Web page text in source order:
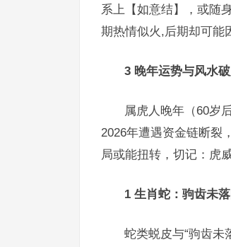
系上【如意结】，或随
期热情似火,后期却可能
3 晚年运势与风水
属虎人晚年（60岁
2026年遭遇资金链断裂
局或能扭转，切记：虎
1 生肖蛇：驹齿未
蛇类蜕皮与“驹齿